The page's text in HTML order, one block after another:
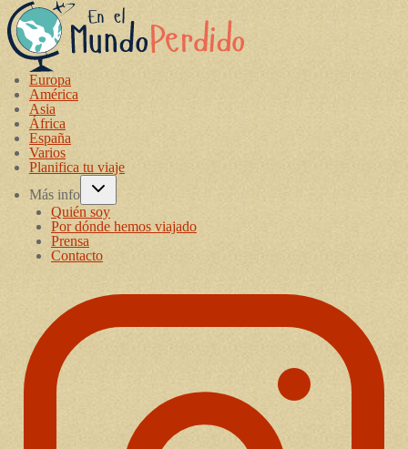
Europa
América
Asia
África
España
Varios
Planifica tu viaje
Más info
Quién soy
Por dónde hemos viajado
Prensa
Contacto